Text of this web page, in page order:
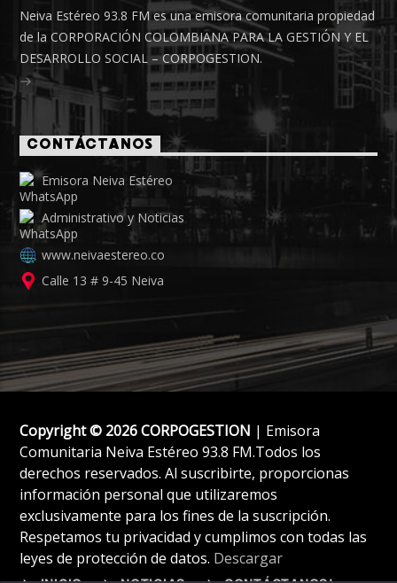
Neiva Estéreo 93.8 FM es una emisora comunitaria propiedad
de la CORPORACIÓN COLOMBIANA PARA LA GESTIÓN Y EL
DESARROLLO SOCIAL – CORPOGESTION.
CONTÁCTANOS
Emisora Neiva Estéreo
Administrativo y Noticias
www.neivaestereo.co
Calle 13 # 9-45 Neiva
Copyright © 2026 CORPOGESTION | Emisora
Comunitaria Neiva Estéreo 93.8 FM.Todos los
derechos reservados. Al suscribirte, proporcionas
información personal que utilizaremos
exclusivamente para los fines de la suscripción.
Respetamos tu privacidad y cumplimos con todas las
leyes de protección de datos. Descargar